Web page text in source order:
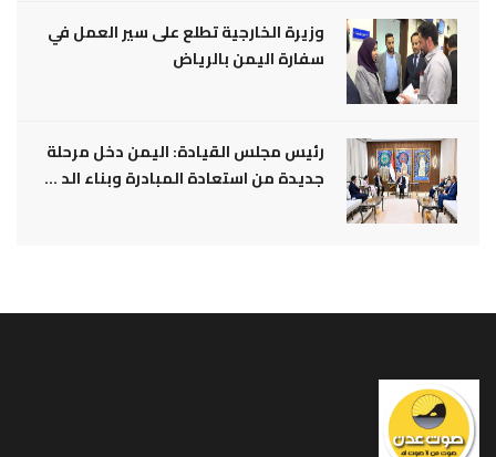
وزيرة الخارجية تطلع على سير العمل في
سفارة اليمن بالرياض
رئيس مجلس القيادة: اليمن دخل مرحلة
جديدة من استعادة المبادرة وبناء الد ...